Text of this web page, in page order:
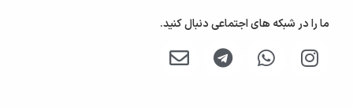
ما را در شبکه های اجتماعی دنبال کنید.